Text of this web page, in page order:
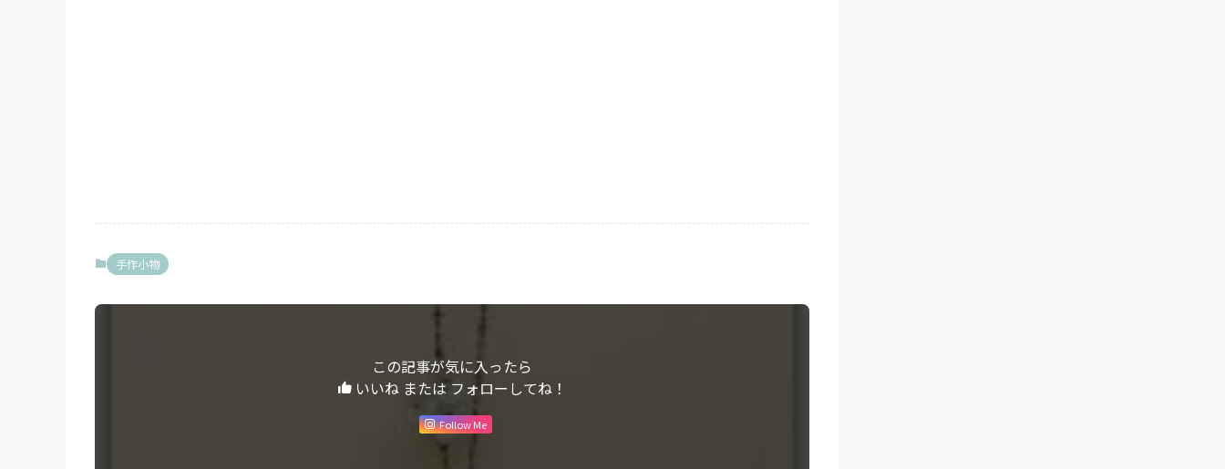
手作小物
この記事が気に入ったら
いいね または フォローしてね！
Follow Me